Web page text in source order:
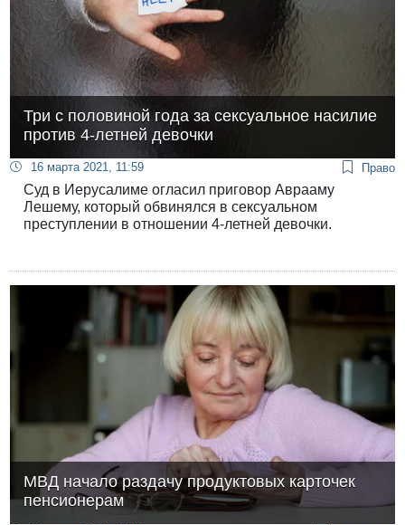
Три с половиной года за сексуальное насилие
против 4-летней девочки
16 марта 2021, 11:59 Право
Суд в Иерусалиме огласил приговор Аврааму
Лешему, который обвинялся в сексуальном
преступлении в отношении 4-летней девочки.
МВД начало раздачу продуктовых карточек
пенсионерам